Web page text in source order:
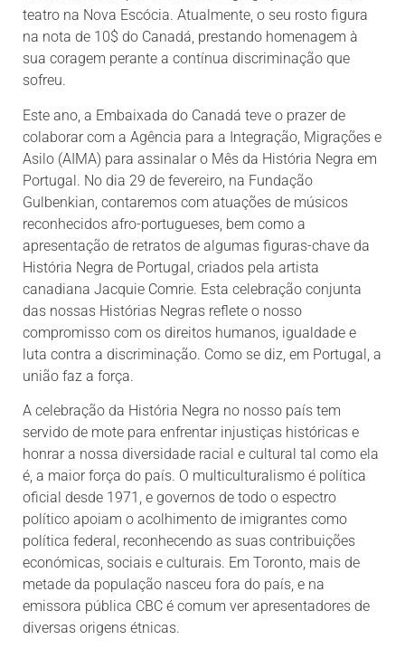
teatro na Nova Escócia. Atualmente, o seu rosto figura
na nota de 10$ do Canadá, prestando homenagem à
sua coragem perante a contínua discriminação que
sofreu.
Este ano, a Embaixada do Canadá teve o prazer de
colaborar com a Agência para a Integração, Migrações e
Asilo (AIMA) para assinalar o Mês da História Negra em
Portugal. No dia 29 de fevereiro, na Fundação
Gulbenkian, contaremos com atuações de músicos
reconhecidos afro-portugueses, bem como a
apresentação de retratos de algumas figuras-chave da
História Negra de Portugal, criados pela artista
canadiana Jacquie Comrie. Esta celebração conjunta
das nossas Histórias Negras reflete o nosso
compromisso com os direitos humanos, igualdade e
luta contra a discriminação. Como se diz, em Portugal, a
união faz a força.
A celebração da História Negra no nosso país tem
servido de mote para enfrentar injustiças históricas e
honrar a nossa diversidade racial e cultural tal como ela
é, a maior força do país. O multiculturalismo é política
oficial desde 1971, e governos de todo o espectro
político apoiam o acolhimento de imigrantes como
política federal, reconhecendo as suas contribuições
económicas, sociais e culturais. Em Toronto, mais de
metade da população nasceu fora do país, e na
emissora pública CBC é comum ver apresentadores de
diversas origens étnicas.